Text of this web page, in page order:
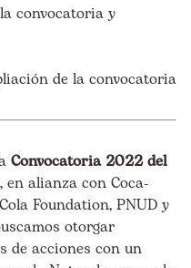
convocatoria y
de la convocatoria
Convocatoria 2022 del
, en alianza con Coca-
Foundation, PNUDy
otorgar
de acciones con un